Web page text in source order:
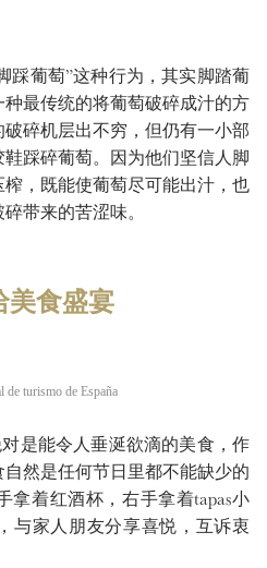
葡萄”这种行为，其实脚踏葡
最传统的将葡萄破碎成汁的方
碎机层出不穷，但仍有一小部
踩碎葡萄。因为他们坚信人脚
，既能使葡萄尽可能出汁，也
带来的苦涩味。
美食盛宴
turismo de España
是能令人垂涎欲滴的美食，作
然是任何节日里都不能缺少的
拿着红酒杯，右手拿着tapas小
与家人朋友分享喜悦，互诉衷